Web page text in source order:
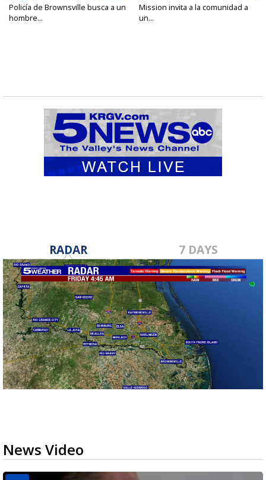
Policía de Brownsville busca a un
hombre...
Mission invita a la comunidad a
un...
RADAR 7 DAYS
News Video